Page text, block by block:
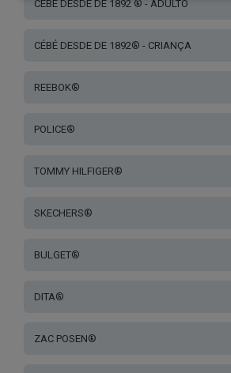
CÉBÉ DESDE DE 1892 ® - ADULTO
CÉBÉ DESDE DE 1892® - CRIANÇA
REEBOK®
POLICE®
TOMMY HILFIGER®
SKECHERS®
BULGET®
DITA®
ZAC POSEN®